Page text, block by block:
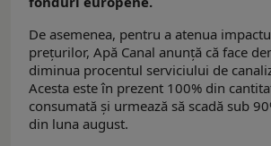
De asemenea, pentru a atenua
prețurilor, Apă Canal anunță că face
diminua procentul serviciului de
Acesta este în prezent 100% din
consumată și urmează să scadă sub
din luna august.